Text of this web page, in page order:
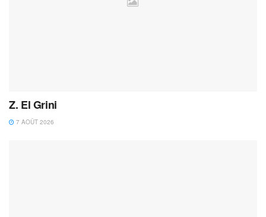
Z. El Grini
7 AOÛT 2026